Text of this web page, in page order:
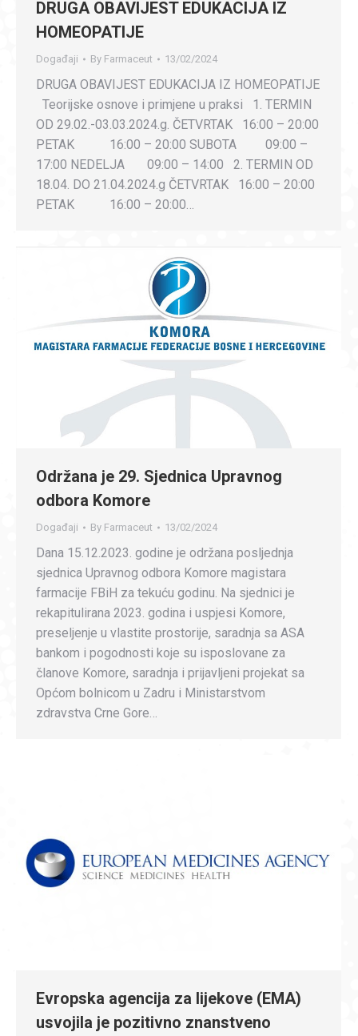
DRUGA OBAVIJEST EDUKACIJA IZ
HOMEOPATIJE
Događaji By Farmaceut 13/02/2024
DRUGA OBAVIJEST EDUKACIJA IZ HOMEOPATIJE
Teorijske osnove i primjene u praksi 1. TERMIN
OD 29.02.-03.03.2024.g. ČETVRTAK 16:00 – 20:00
PETAK 16:00 – 20:00 SUBOTA 09:00 –
17:00 NEDELJA 09:00 – 14:00 2. TERMIN OD
18.04. DO 21.04.2024.g ČETVRTAK 16:00 – 20:00
PETAK 16:00 – 20:00…
Održana je 29. Sjednica Upravnog
odbora Komore
Događaji By Farmaceut 13/02/2024
Dana 15.12.2023. godine je održana posljednja
sjednica Upravnog odbora Komore magistara
farmacije FBiH za tekuću godinu. Na sjednici je
rekapitulirana 2023. godina i uspjesi Komore,
preseljenje u vlastite prostorije, saradnja sa ASA
bankom i pogodnosti koje su isposlovane za
članove Komore, saradnja i prijavljeni projekat sa
Općom bolnicom u Zadru i Ministarstvom
zdravstva Crne Gore…
Evropska agencija za lijekove (EMA)
usvojila je pozitivno znanstveno